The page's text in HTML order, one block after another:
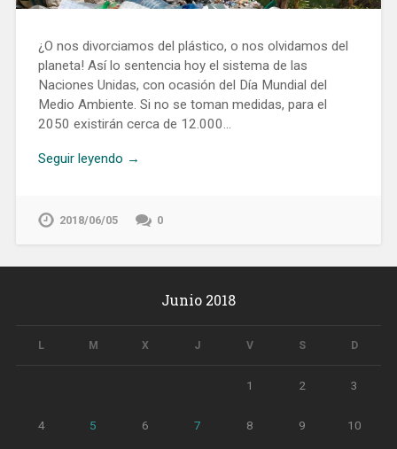
¿O nos divorciamos del plástico, o nos olvidamos del
planeta! Así lo sentencia hoy el sistema de las
Naciones Unidas, con ocasión del Día Mundial del
Medio Ambiente. Si no se toman medidas, para el
2050 existirán cerca de 12.000…
Seguir leyendo →
2018/06/05 0
Junio 2018
L M X J V S D
1 2 3
4 5 6 7 8 9 10